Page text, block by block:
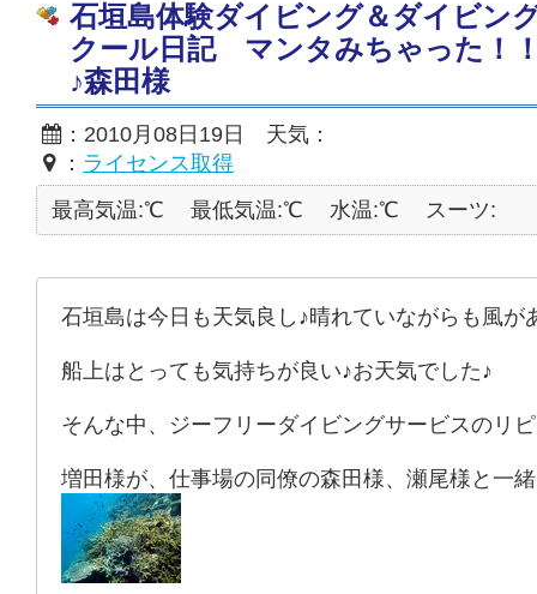
石垣島体験ダイビング＆ダイビン
クール日記 マンタみちゃった！
♪森田様
：2010月08日19日 天気：
： ライセンス取得
最高気温:℃
最低気温:℃ 水温:℃ スーツ:
石垣島は今日も天気良し♪晴れていながらも風が
船上はとっても気持ちが良い♪お天気でした♪
そんな中、ジーフリーダイビングサービスのリ
増田様が、仕事場の同僚の森田様、瀬尾様と一